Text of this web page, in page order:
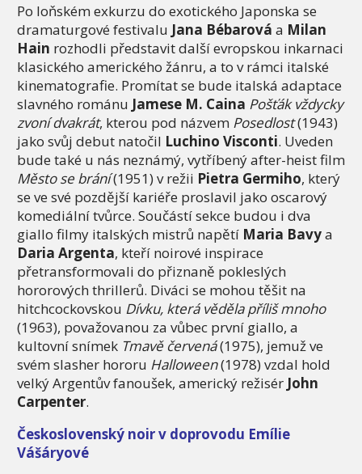
Po loňském exkurzu do exotického Japonska se
dramaturgové festivalu Jana Bébarová a Milan
Hain rozhodli představit další evropskou inkarnaci
klasického amerického žánru, a to v rámci italské
kinematografie. Promítat se bude italská adaptace
slavného románu Jamese M. Caina Pošťák vždycky
zvoní dvakrát, kterou pod názvem Posedlost(1943)
jako svůj debut natočil Luchino Visconti. Uveden
bude také u nás neznámý, vytříbený after-heist film
Město se brání(1951) v režii Pietra Germiho, který
se ve své pozdější kariéře proslavil jako oscarový
komediální tvůrce. Součástí sekce budou i dva
giallo filmy italských mistrů napětí Maria Bavya
Daria Argenta, kteří noirové inspirace
přetransformovali do přiznaně pokleslých
hororových thrillerů. Diváci se mohou těšit na
hitchcockovskou Dívku, která věděla příliš mnoho
(1963), považovanou za vůbec první giallo, a
kultovní snímek Tmavě červená(1975), jemuž ve
svém slasher hororu Halloween(1978) vzdal hold
velký Argentův fanoušek, americký režisér John
Carpenter.
Československý noir v doprovodu Emílie
Vášáryové